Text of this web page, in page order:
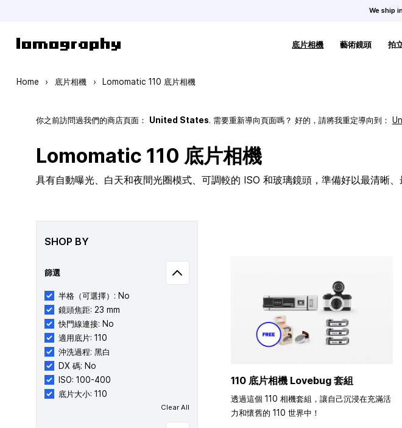
We ship
底片相機 藝術鏡頭 拍
Home › 底片相機 › Lomomatic 110 底片相機
你之前訪問過我們的商店頁面： United States. 需要重新導向頁面嗎？ 好的，請將我重定導向到：
Lomomatic 110 底片相機
具有自動曝光、白天和夜間光圈模式、可調較的 ISO 和玻璃鏡頭，準備好以最清晰
SHOP BY
篩選
半格（可選擇）: No
鏡頭焦距: 23 mm
快門線連接: No
適用底片: 110
沖洗過程: 黑白
DX 碼: No
ISO: 100-400
底片大小: 110
Clear All
110 底片相機 Lovebug 套組
透過這個 110 相機套組，讓自己沉浸在充滿活
力和懷舊的 110 世界中！